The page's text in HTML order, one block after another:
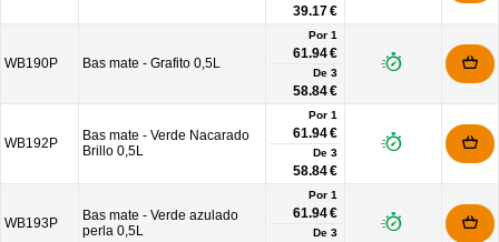
39.17 €
WB190P Bas mate - Grafito 0,5L
Por 1
61.94 €
De 3
58.84 €
WB192P
Bas mate - Verde Nacarado
Brillo 0,5L
Por 1
61.94 €
De 3
58.84 €
WB193P
Bas mate - Verde azulado
perla 0,5L
Por 1
61.94 €
De 3